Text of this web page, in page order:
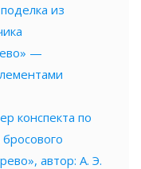
из
—
конспекта по
автор: А. Э.